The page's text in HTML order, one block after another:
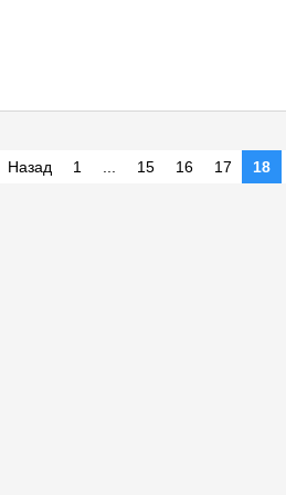
Назад 1 15 16 17 18